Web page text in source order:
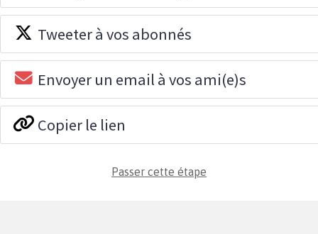
Tweeter à vos abonnés
Envoyer un email à vos ami(e)s
Copier le lien
Passer cette étape